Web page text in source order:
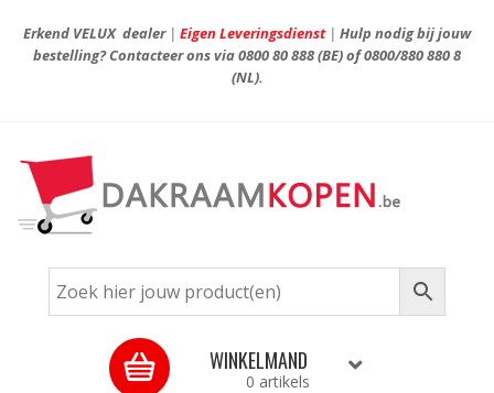
Erkend VELUX dealer| Eigen Leveringsdienst| Hulp nodig bij jouw
bestelling? Contacteer ons via0800 80 888(BE) of0800/880 880 8
(NL).
WINKELMAND
0 artikels